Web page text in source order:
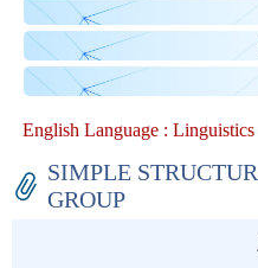
English Language : Linguistics
SIMPLE
GROUP